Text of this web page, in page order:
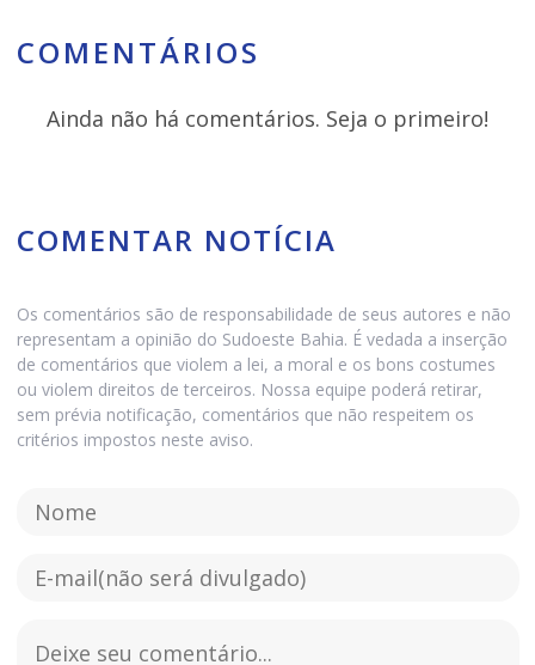
COMENTÁRIOS
Ainda não há comentários. Seja o primeiro!
COMENTAR NOTÍCIA
Os comentários são de responsabilidade de seus autores e não
representam a opinião do Sudoeste Bahia. É vedada a inserção
de comentários que violem a lei, a moral e os bons costumes
ou violem direitos de terceiros. Nossa equipe poderá retirar,
sem prévia notificação, comentários que não respeitem os
critérios impostos neste aviso.